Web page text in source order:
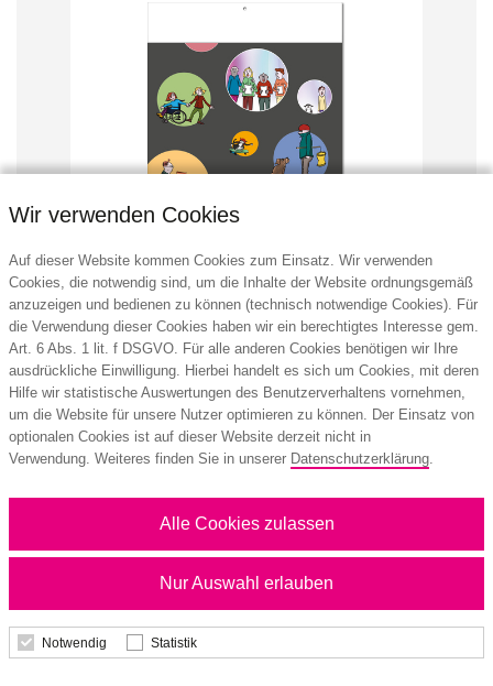
Bildkalender Familienplaner, Fälzel
ab 1,50 €
Mindestbestellmenge: 100 Stk.
Details
Wir verwenden Cookies
Auf dieser Website kommen Cookies zum Einsatz. Wir verwenden
Cookies, die notwendig sind, um die Inhalte der Website ordnungsgemäß
anzuzeigen und bedienen zu können (technisch notwendige Cookies). Für
die Verwendung dieser Cookies haben wir ein berechtigtes Interesse gem.
Art. 6 Abs. 1 lit. f DSGVO. Für alle anderen Cookies benötigen wir Ihre
ausdrückliche Einwilligung. Hierbei handelt es sich um Cookies, mit deren
Hilfe wir statistische Auswertungen des Benutzerverhaltens vornehmen,
um die Website für unsere Nutzer optimieren zu können. Der Einsatz von
optionalen Cookies ist auf dieser Website derzeit nicht in
Verwendung. Weiteres finden Sie in unserer Datenschutzerklärung.
Nur Auswahl erlauben
Alle Cookies zulassen
Notwendig Statistik